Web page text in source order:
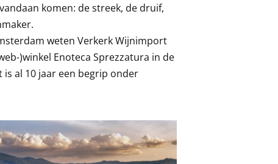
komen: de streek, de druif,
weten Verkerk Wijnimport
)winkel Enoteca Sprezzatura in de
al 10 jaar een begrip onder